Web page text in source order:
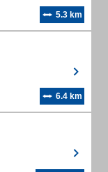
5.3 km
6.4 km